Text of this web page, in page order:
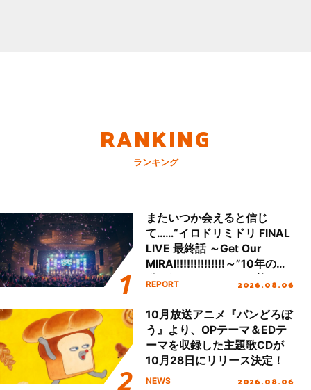
RANKING
ランキング
またいつか会えると信じ
て……“イロドリミドリ FINAL
LIVE 最終話 ～Get Our
MIRAI!!!!!!!!!!!!!!～”10年の活
動を経てファイナルを迎える
REPORT 2026.08.06
10月放送アニメ『パンどろぼ
う』より、OPテーマ＆EDテ
ーマを収録した主題歌CDが
10月28日にリリース決定！
NEWS 2026.08.06